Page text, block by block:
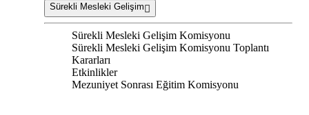
Sürekli Mesleki Gelişim
Sürekli Mesleki Gelişim Komisyonu
Sürekli Mesleki Gelişim Komisyonu Toplantı
Kararları
Etkinlikler
Mezuniyet Sonrası Eğitim Komisyonu